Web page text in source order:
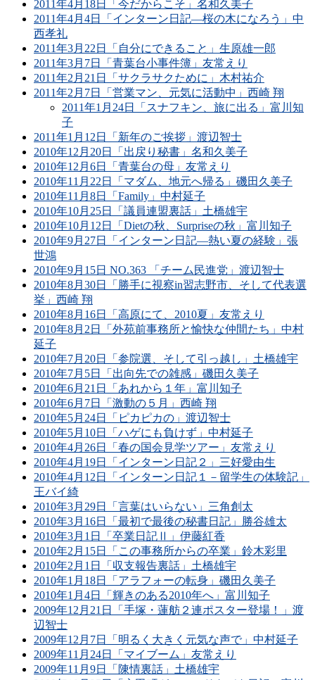
2011年4月18日「今だからこそ」名和久美子
2011年4月4日「インターン日記―桜の木になろう」中
西孝礼
2011年3月22日「自分にできること」生原雄一郎
2011年3月7日「青葉台小事件簿」友常えり
2011年2月21日「サクラサクために」木村祐介
2011年2月7日「営業マン、元気に活動中」西崎 翔
2011年1月24日「スナフキン、旅に出る」富川知
子
2011年1月12日「新年のご挨拶」渡辺智士
2010年12月20日「出戻り秘書」名和久美子
2010年12月6日「青葉台の母」友常えり
2010年11月22日「マダム、地元へ帰る」磯田久美子
2010年11月8日「Family」中村延子
2010年10月25日「議員連盟裏話」土橋雄宇
2010年10月12日「Dietの秋、Surpriseの秋」富川知子
2010年9月27日「インターン日記―熱い夏の経験」張
世鴻
2010年9月15日 NO.363 「チーム民進党」渡辺智士
2010年8月30日「勝手に視察in習志野市、そして代表選
挙」西崎 翔
2010年8月16日「高原にて、2010夏」友常えり
2010年8月2日「外苑前事務所と愉快な仲間たち」中村
延子
2010年7月20日「参院選、そして引っ越し」土橋雄宇
2010年7月5日「出向先での雑感」磯田久美子
2010年6月21日「あれから１年」富川知子
2010年6月7日「激動の５月」西崎 翔
2010年5月24日「ピカピカの」渡辺智士
2010年5月10日「ハゲにも負けず」中村延子
2010年4月26日「春の国会見学ツアー」友常えり
2010年4月19日「インターン日記２」三好愛由生
2010年4月12日「インターン日記１－留学生の体験記」
王バイ綺
2010年3月29日「言葉はいらない」三角創太
2010年3月16日「最初で最後の秘書日記」勝谷雄太
2010年3月1日「卒業日記Ⅱ」伊藤紅香
2010年2月15日「この事務所からの卒業」鈴木彩里
2010年2月1日「収支報告裏話」土橋雄宇
2010年1月18日「アラフォーの転身」磯田久美子
2010年1月4日「輝きのある2010年へ」富川知子
2009年12月21日「手塚・蓮舫２連ポスター登場！」渡
辺智士
2009年12月7日「明るく大きく元気な声で」中村延子
2009年11月24日「マイブーム」友常えり
2009年11月9日「陳情裏話」土橋雄宇